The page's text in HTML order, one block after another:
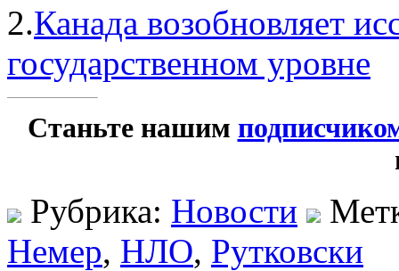
2.Канада возобновляет
государственном уровне
Станьте нашим
Рубрика: Новости
Немер, НЛО, Рутковски